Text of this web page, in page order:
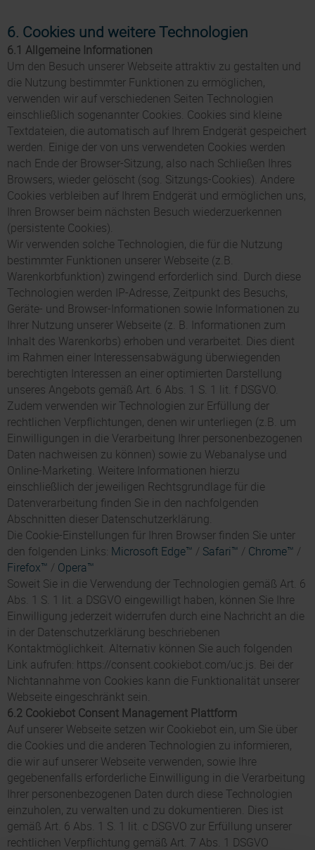
6. Cookies und weitere Technologien
6.1 Allgemeine Informationen
Um den Besuch unserer Webseite attraktiv zu gestalten und
die Nutzung bestimmter Funktionen zu ermöglichen,
verwenden wir auf verschiedenen Seiten Technologien
einschließlich sogenannter Cookies. Cookies sind kleine
Textdateien, die automatisch auf Ihrem Endgerät gespeichert
werden. Einige der von uns verwendeten Cookies werden
nach Ende der Browser-Sitzung, also nach Schließen Ihres
Browsers, wieder gelöscht (sog. Sitzungs-Cookies). Andere
Cookies verbleiben auf Ihrem Endgerät und ermöglichen uns,
Ihren Browser beim nächsten Besuch wiederzuerkennen
(persistente Cookies).
Wir verwenden solche Technologien, die für die Nutzung
bestimmter Funktionen unserer Webseite (z.B.
Warenkorbfunktion) zwingend erforderlich sind. Durch diese
Technologien werden IP-Adresse, Zeitpunkt des Besuchs,
Geräte- und Browser-Informationen sowie Informationen zu
Ihrer Nutzung unserer Webseite (z. B. Informationen zum
Inhalt des Warenkorbs) erhoben und verarbeitet. Dies dient
im Rahmen einer Interessensabwägung überwiegenden
berechtigten Interessen an einer optimierten Darstellung
unseres Angebots gemäß Art. 6 Abs. 1 S. 1 lit. f DSGVO.
Zudem verwenden wir Technologien zur Erfüllung der
rechtlichen Verpflichtungen, denen wir unterliegen (z.B. um
Einwilligungen in die Verarbeitung Ihrer personenbezogenen
Daten nachweisen zu können) sowie zu Webanalyse und
Online-Marketing. Weitere Informationen hierzu
einschließlich der jeweiligen Rechtsgrundlage für die
Datenverarbeitung finden Sie in den nachfolgenden
Abschnitten dieser Datenschutzerklärung.
Die Cookie-Einstellungen für Ihren Browser finden Sie unter
den folgenden Links: Microsoft Edge™ / Safari™ / Chrome™ /
Firefox™ / Opera™
Soweit Sie in die Verwendung der Technologien gemäß Art. 6
Abs. 1 S. 1 lit. a DSGVO eingewilligt haben, können Sie Ihre
Einwilligung jederzeit widerrufen durch eine Nachricht an die
in der Datenschutzerklärung beschriebenen
Kontaktmöglichkeit. Alternativ können Sie auch folgenden
Link aufrufen: https://consent.cookiebot.com/uc.js. Bei der
Nichtannahme von Cookies kann die Funktionalität unserer
Webseite eingeschränkt sein.
6.2 Cookiebot Consent Management Plattform
Auf unserer Webseite setzen wir Cookiebot ein, um Sie über
die Cookies und die anderen Technologien zu informieren,
die wir auf unserer Webseite verwenden, sowie Ihre
gegebenenfalls erforderliche Einwilligung in die Verarbeitung
Ihrer personenbezogenen Daten durch diese Technologien
einzuholen, zu verwalten und zu dokumentieren. Dies ist
gemäß Art. 6 Abs. 1 S. 1 lit. c DSGVO zur Erfüllung unserer
rechtlichen Verpflichtung gemäß Art. 7 Abs. 1 DSGVO